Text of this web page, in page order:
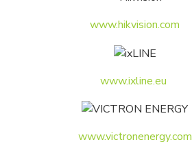
www.hikvision.com
www.ixline.eu
www.victronenergy.com